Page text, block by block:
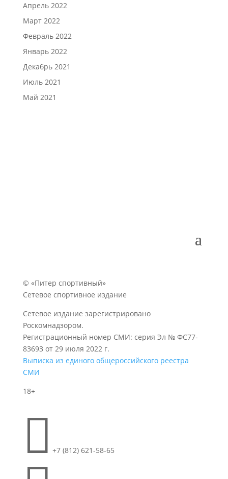
Апрель 2022
Март 2022
Февраль 2022
Январь 2022
Декабрь 2021
Июль 2021
Май 2021
© «Питер спортивный»
Сетевое спортивное издание
Сетевое издание зарегистрировано
Роскомнадзором.
Регистрационный номер СМИ: серия Эл № ФС77-
83693 от 29 июля 2022 г.
Выписка из единого общероссийского реестра
СМИ
18+
 +7 (812) 621-58-65